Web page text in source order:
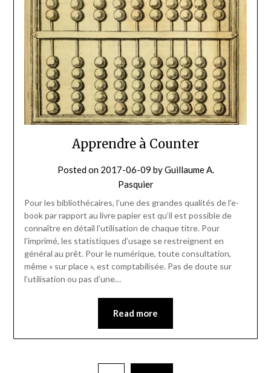
Apprendre à Counter
Posted on 2017-06-09 byGuillaume A.
Pasquier
Pour les bibliothécaires, l’une des grandes qualités de l’e-
book par rapport au livre papier est qu’il est possible de
connaître en détail l’utilisation de chaque titre. Pour
l’imprimé, les statistiques d’usage se restreignent en
général au prêt. Pour le numérique, toute consultation,
même « sur place », est comptabilisée. Pas de doute sur
l’utilisation ou pas d’une…
Read more